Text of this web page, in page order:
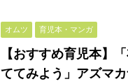
オムツ 育児本・マンガ
【おすすめ育児本】
ててみよう」アズマ